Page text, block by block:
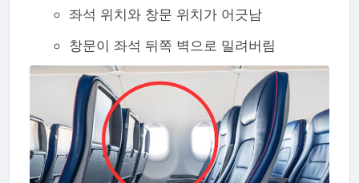
좌석 위치와 창문 위치가 어긋남
창문이 좌석 뒤쪽 벽으로 밀려버림